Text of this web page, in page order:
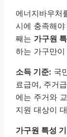
에너지바우처
시에 충족해
째는 가구원
하는 가구만
소득 기준: 국
료급여, 주거
에는 주거와
지원 대상이
가구원 특성